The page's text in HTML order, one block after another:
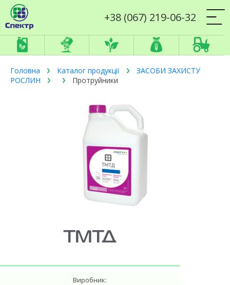
+38 (067) 219-06-32
Головна Каталог продукції
ЗАСОБИ ЗАХИСТУ
РОСЛИН
Протруйники
ТМТД
Виробник: